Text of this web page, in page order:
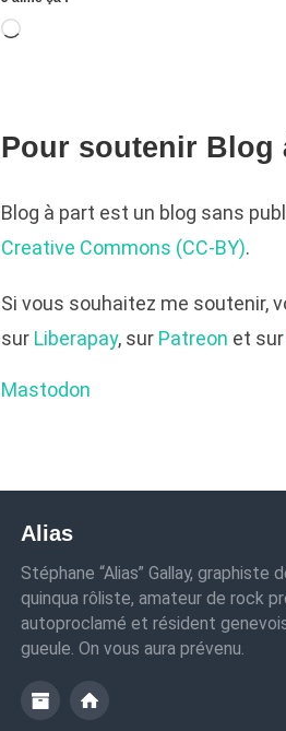
Pour soutenir Blog
Blog à part est un blog sans
Creative Commons (CC-BY).
Si vous souhaitez me soutenir,
sur Liberapay, sur Patreon et sur
Mastodon
Alias
Stéphane “Alias” Gallay, graphiste
quinqua rôliste, amateur de rock
autoproclamé et résident
gueule. On vous aura prévenu.